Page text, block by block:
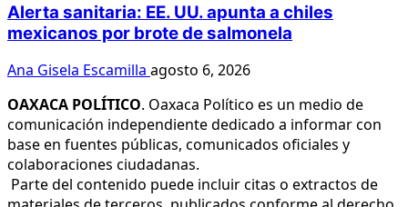
Alerta sanitaria: EE. UU. apunta a chiles
mexicanos por brote de salmonela
Ana Gisela Escamilla agosto 6, 2026
OAXACA POLÍTICO. Oaxaca Político es un medio de
comunicación independiente dedicado a informar con
base en fuentes públicas, comunicados oficiales y
colaboraciones ciudadanas.
Parte del contenido puede incluir citas o extractos de